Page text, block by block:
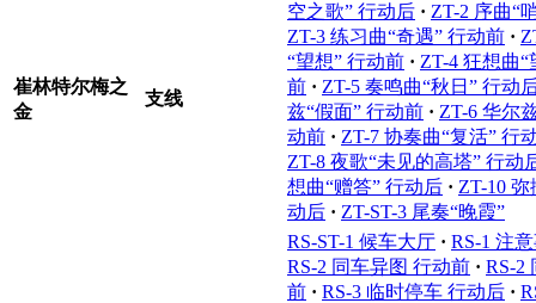
崔林特尔梅之
金
支线
空之歌” 行动后 · ZT-2 序曲“
ZT-3 练习曲“奇遇” 行动前 ·
“望想” 行动前 · ZT-4 狂想曲“
前 · ZT-5 奏鸣曲“秋日” 行动
兹“假面” 行动前 · ZT-6 华尔
动前 · ZT-7 协奏曲“复活” 行
ZT-8 夜歌“未见的高塔” 行动
想曲“赠答” 行动后 · ZT-10
动后 · ZT-ST-3 尾奏“晚霞”
RS-ST-1 候车大厅 · RS-1 注
RS-2 同车异图 行动前 · RS-2
前 · RS-3 临时停车 行动后 ·